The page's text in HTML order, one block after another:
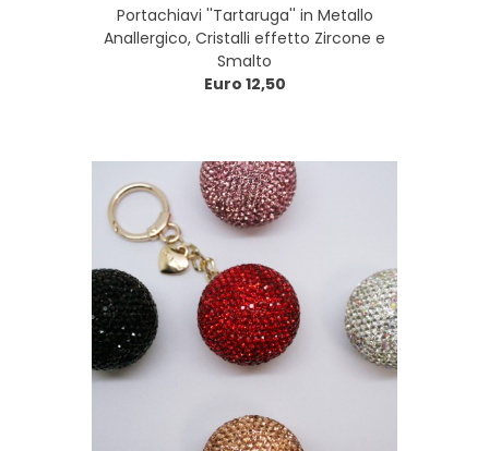
Portachiavi ''Tartaruga'' in Metallo
Anallergico, Cristalli effetto Zircone e
Smalto
Euro 12,50